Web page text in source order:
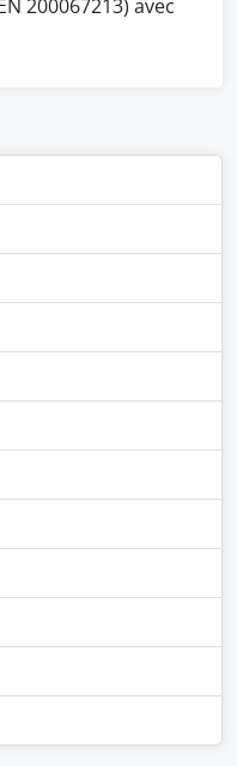
200067213) avec